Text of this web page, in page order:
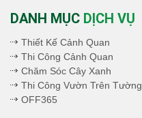
DANH MỤC DỊCH VỤ
Thiết Kế Cảnh Quan
Thi Công Cảnh Quan
Chăm Sóc Cây Xanh
Thi Công Vườn Trên Tường
OFF365